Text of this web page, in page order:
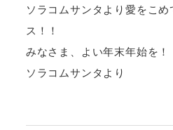
ソラコムサンタより愛をこ
ス！！
みなさま、よい年末年始を！
ソラコムサンタより